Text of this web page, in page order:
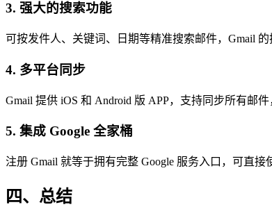
3. 强大的搜索功能
可按发件人、关键词、日期等精准搜索邮件，Gmail 的
4. 多平台同步
Gmail 提供 iOS 和 Android 版 APP，支持同步所有邮件
5. 集成 Google 全家桶
注册 Gmail 就等于拥有完整 Google 服务入口，可直接
四、总结